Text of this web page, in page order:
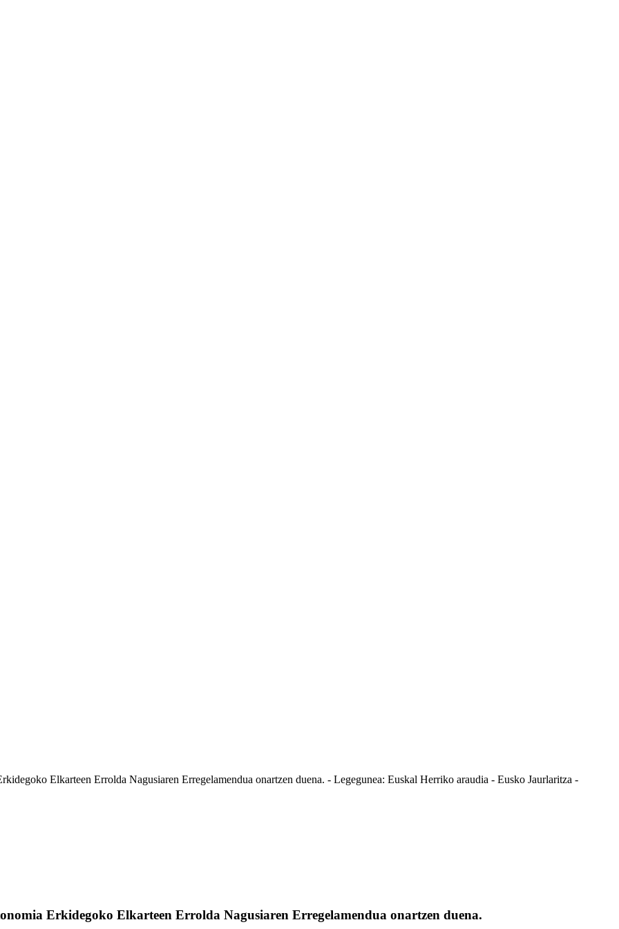
Elkarteen Errolda Nagusiaren Erregelamendua onartzen duena. - Legegunea: Euskal Herriko araudia - Eusko Jaurlaritza -
Erkidegoko Elkarteen Errolda Nagusiaren Erregelamendua onartzen duena.